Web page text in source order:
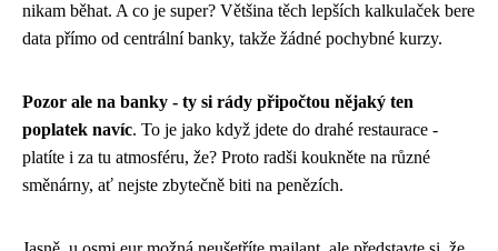
nikam běhat. A co je super? Většina těch lepších kalkulaček bere
data přímo od centrální banky, takže žádné pochybné kurzy.
Pozor ale na banky - ty si rády připočtou nějaký ten
poplatek navíc. To je jako když jdete do drahé restaurace -
platíte i za tu atmosféru, že? Proto radši koukněte na různé
směnárny, ať nejste zbytečně biti na penězích.